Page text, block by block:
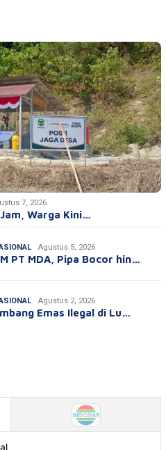
7, 2026
Warga Kini…
Agustus 5, 2026
PT MDA, Pipa Bocor hin…
Agustus 2, 2026
Emas Ilegal di Lu…